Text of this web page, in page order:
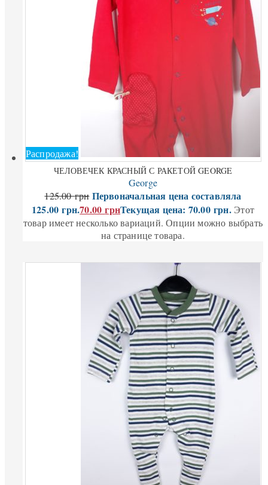
Распродажа!
ЧЕЛОВЕЧЕК КРАСНЫЙ С РАКЕТОЙ GEORGE
George
125.00грн Первоначальная цена составляла
125.00 грн.70.00грнТекущая цена: 70.00 грн. Этот
товар имеет несколько вариаций. Опции можно выбрать
на странице товара.